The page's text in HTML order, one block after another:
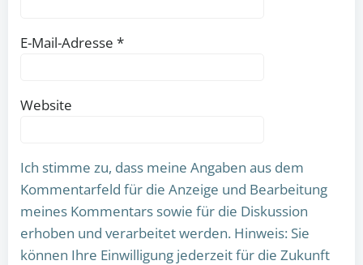
E-Mail-Adresse *
Website
Ich stimme zu, dass meine Angaben aus dem
Kommentarfeld für die Anzeige und Bearbeitung
meines Kommentars sowie für die Diskussion
erhoben und verarbeitet werden. Hinweis: Sie
können Ihre Einwilligung jederzeit für die Zukunft